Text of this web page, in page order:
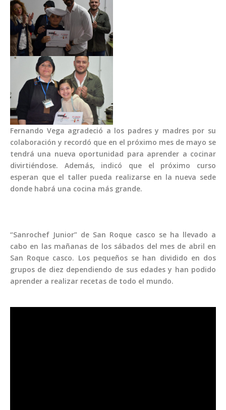
Fernando Vega agradeció a los padres y madres por su
colaboración y recordó que en el próximo mes de mayo se
tendrá una nueva oportunidad para aprender a cocinar
divirtiéndose. Además, indicó que el próximo curso
esperan que el taller pueda realizarse en la nueva sede
donde habrá una cocina más grande.
“Sanrochef Junior” de San Roque casco se ha llevado a
cabo en las mañanas de los sábados del mes de abril en
San Roque casco. Los pequeños se han dividido en dos
grupos de diez dependiendo de sus edades y han podido
aprender a realizar recetas de todo el mundo.